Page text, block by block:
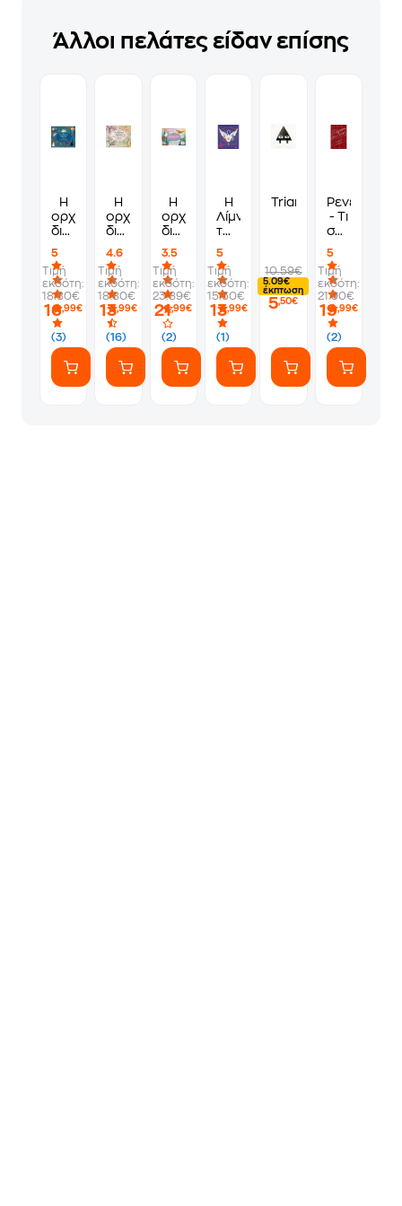
Άλλοι πελάτες είδαν επίσης
Η
ορχήστρα
διηγείται:
ωραία
κοιμωμένη
5
(3)
Τιμή
εκδότη:
18.80€
16,99€
Η
ορχήστρα
διηγείται-
εποχές
σε
μια
μέρα
4.6
(16)
Τιμή
εκδότη:
18.80€
13,99€
Η
ορχήστρα
διηγείται:
Λίμνη
των
Κύκνων
3.5
(2)
Τιμή
εκδότη:
23.89€
21,99€
Η
Λίμνη
των
5
(1)
Τιμή
εκδότη:
15.50€
13,99€
Triangle
10.59€
5.09€
έκπτωση
5,50€
Ρενέ
- Τι
σημασία
τίτλος
5
(2)
Τιμή
εκδότη:
21.90€
19,99€